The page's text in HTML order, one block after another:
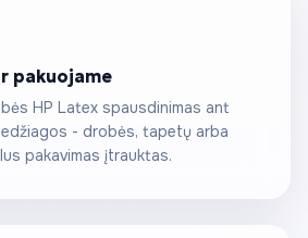
pakuojame
HP Latex spausdinimas ant
- drobės, tapetų arba
pakavimas įtrauktas.